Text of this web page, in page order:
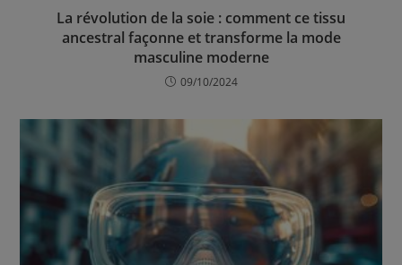
La révolution de la soie : comment ce tissu
ancestral façonne et transforme la mode
masculine moderne
09/10/2024